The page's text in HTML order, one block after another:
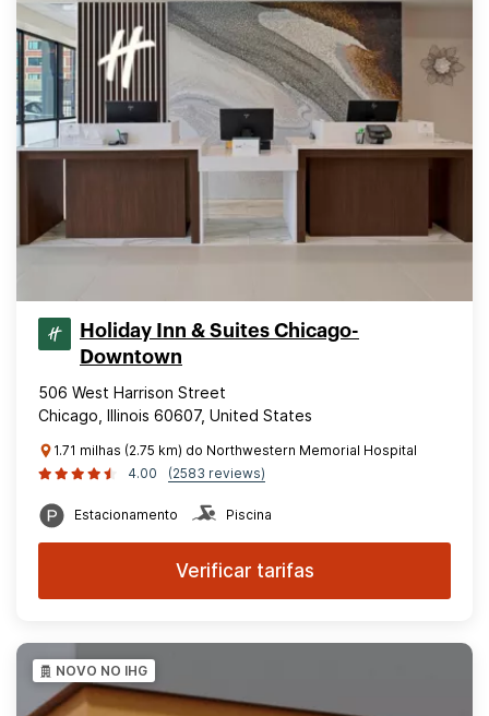
Holiday Inn & Suites Chicago-
Downtown
506 West Harrison Street
Chicago, Illinois 60607, United States
1.71 milhas (2.75 km) do Northwestern Memorial Hospital
4.00
(2583 reviews)
Estacionamento Piscina
Verificar tarifas
NOVO NO IHG